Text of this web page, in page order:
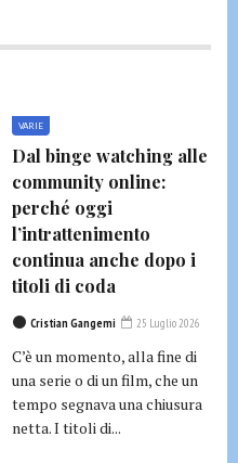
VARIE
Dal binge watching alle
community online:
perché oggi
l’intrattenimento
continua anche dopo i
titoli di coda
Cristian Gangemi 25 Luglio 2026
C’è un momento, alla fine di
una serie o di un film, che un
tempo segnava una chiusura
netta. I titoli di...